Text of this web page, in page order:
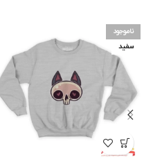
ناموجود
سفید